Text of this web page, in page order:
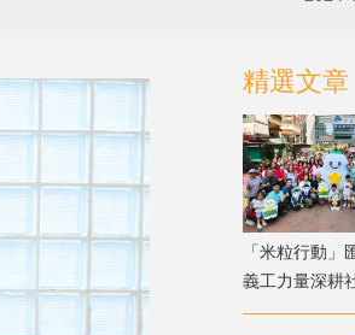
精選文章
「米粒行動」
義工力量深耕
1500 戶深水